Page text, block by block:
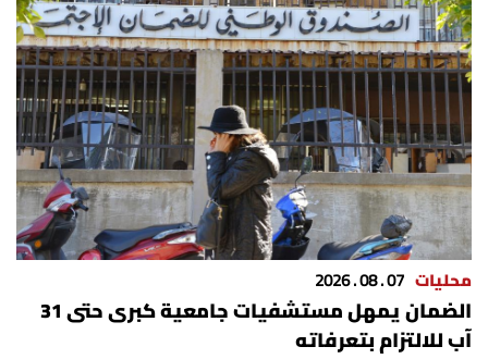
محليات 07 . 08 . 2026
الضمان يمهل مستشفيات جامعية كبرى حتى 31
آب للالتزام بتعرفاته